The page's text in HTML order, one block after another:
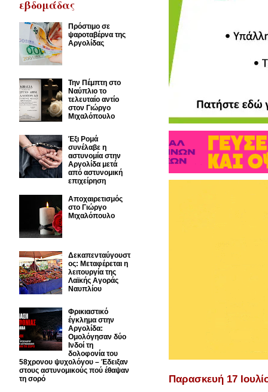
Παρασκευή 17
εβδομάδας
Πρόστιμο σε
ψαροταβέρνα της
Αργολίδας
Την Πέμπτη στο
Ναύπλιο το
τελευταίο αντίο
στον Γιώργο
Μιχαλόπουλο
Έξι Ρομά
συνέλαβε η
αστυνομία στην
Αργολίδα μετά
από αστυνομική
επιχείρηση
Αποχαιρετισμός
στο Γιώργο
Μιχαλόπουλο
Δεκαπενταύγουστ
ος: Μεταφέρεται η
λειτουργία της
Λαϊκής Αγοράς
Ναυπλίου
Φρικιαστικό
έγκλημα στην
Αργολίδα:
Ομολόγησαν δύο
Ινδοί τη
δολοφονία του
58χρονου ψυχολόγου – Έδειξαν
στους αστυνομικούς πού έθαψαν
τη σορό